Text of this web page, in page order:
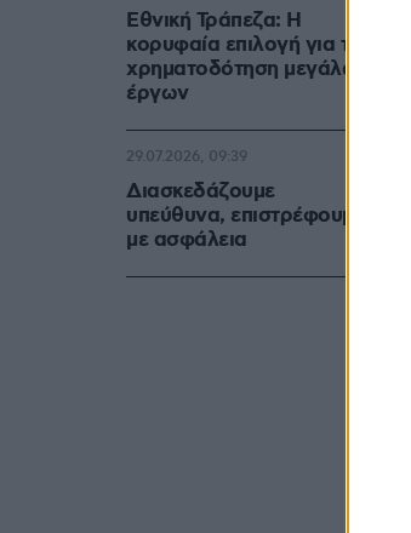
Εθνική Τράπεζα: Η
κορυφαία επιλογή για τη
χρηματοδότηση μεγάλων
έργων
Διασκεδάζουμε
υπεύθυνα, επιστρέφουμε
με ασφάλεια
29.07.2026, 09:39